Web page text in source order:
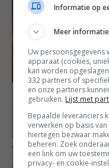
Informatie op
Meer informatie
Uw persoonsgegevens
apparaat (cookies,
kan worden
332 partners of
en onze partners
gebruiken. Lijst met
Bepaalde leveranciers
verwerken op basis
hiertegen bezwaar
beheren. Zoek
een link om uw
privacy- en cookie-